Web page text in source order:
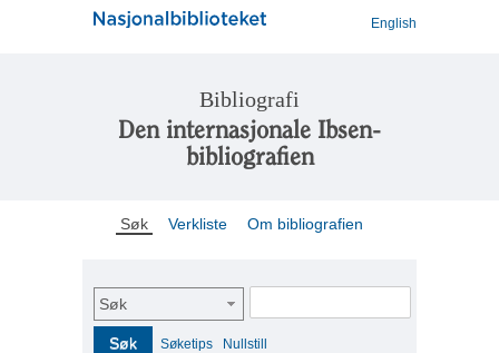
English
Bibliografi
Den internasjonale Ibsen-
bibliografien
Søk Verkliste Om bibliografien
Søk
Søk Søketips Nullstill